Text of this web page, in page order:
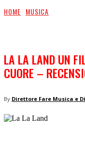
HOME MUSICA
LA LA LAND UN
CUORE –
By Direttore Fare Musica e